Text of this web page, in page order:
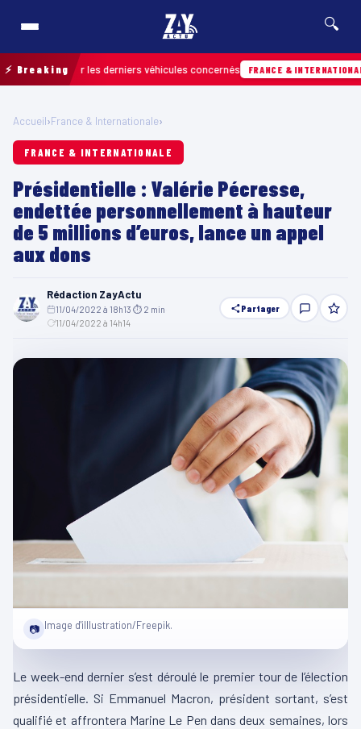
🔍
⚡ Breaking
retrouver les derniers véhicules concernés FRANCE & INTERNATIONALE
Accueil›France & Internationale›
FRANCE & INTERNATIONALE
Présidentielle : Valérie Pécresse,
endettée personnellement à hauteur
de 5 millions d’euros, lance un appel
aux dons
Rédaction ZayActu
11/04/2022 à 18h13 ⏱ 2 min
11/04/2022 à 14h14
Partager
📷 Image d'illlustration/Freepik.
Le week-end dernier s’est déroulé le premier tour de l’élection
présidentielle. Si Emmanuel Macron, président sortant, s’est
qualifié et affrontera Marine Le Pen dans deux semaines, lors